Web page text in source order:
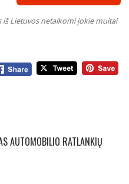
Lietuvos netaikomi jokie muitai
AUTOMOBILIO RATLANKIŲ